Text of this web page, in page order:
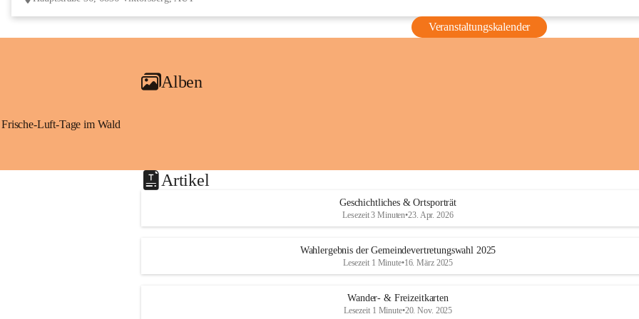
Veranstaltungskalender
Alben
Frische-Luft-Tage im Wald
Artikel
Geschichtliches & Ortsporträt
Lesezeit 3 Minuten•23. Apr. 2026
Wahlergebnis der Gemeindevertretungswahl 2025
Lesezeit 1 Minute•16. März 2025
Wander- & Freizeitkarten
Lesezeit 1 Minute•20. Nov. 2025